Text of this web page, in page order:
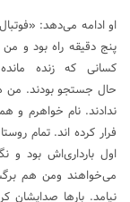
او ادامه می‌دهد:
پنج دقیقه راه بود و
کسانی که زنده
حال جستجو بودند. من
ندادند. نام خواهرم و
فرار کرده اند. تمام
اول بارداری‌اش بود و
می‌خواهند ومن هم
نیامد. بارها